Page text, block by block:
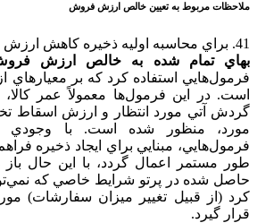
ملاحظات‌ مربوط‌ به‌ تعيين‌ خالص‌ ارزش‌ فروش‌
41. براي‌ محاسبه‌ اوليه‌ ذخيره‌ كاهش‌ ارزش‌ موجودي‌ مواد و کالا از ”
بهاي‌ تمام‌ شده‌ به‌ خالص‌ ارزش‌
فرمول‌هايي‌ استفاده‌ كرد كه‌ بر معيارهاي‌
است‌. در اين‌ فرمول‌ها معمولاً عمر
گردش‌ آتي‌ مورد انتظار و ارزش‌ اسقاط‌
مورد، منظور شده‌ است‌. با وجودي‌
فرمول‌هايي‌، مبنايي‌ براي‌ ايجاد ذخيره‌
طور مستمر اعمال‌ گردد، با اين‌ حال‌
حاصل‌ شده‌ در پرتو شرايط‌ خاصي‌ كه‌
كرد (از قبيل‌ تغيير ميزان‌ سفارشات‌)
قرار گيرد.